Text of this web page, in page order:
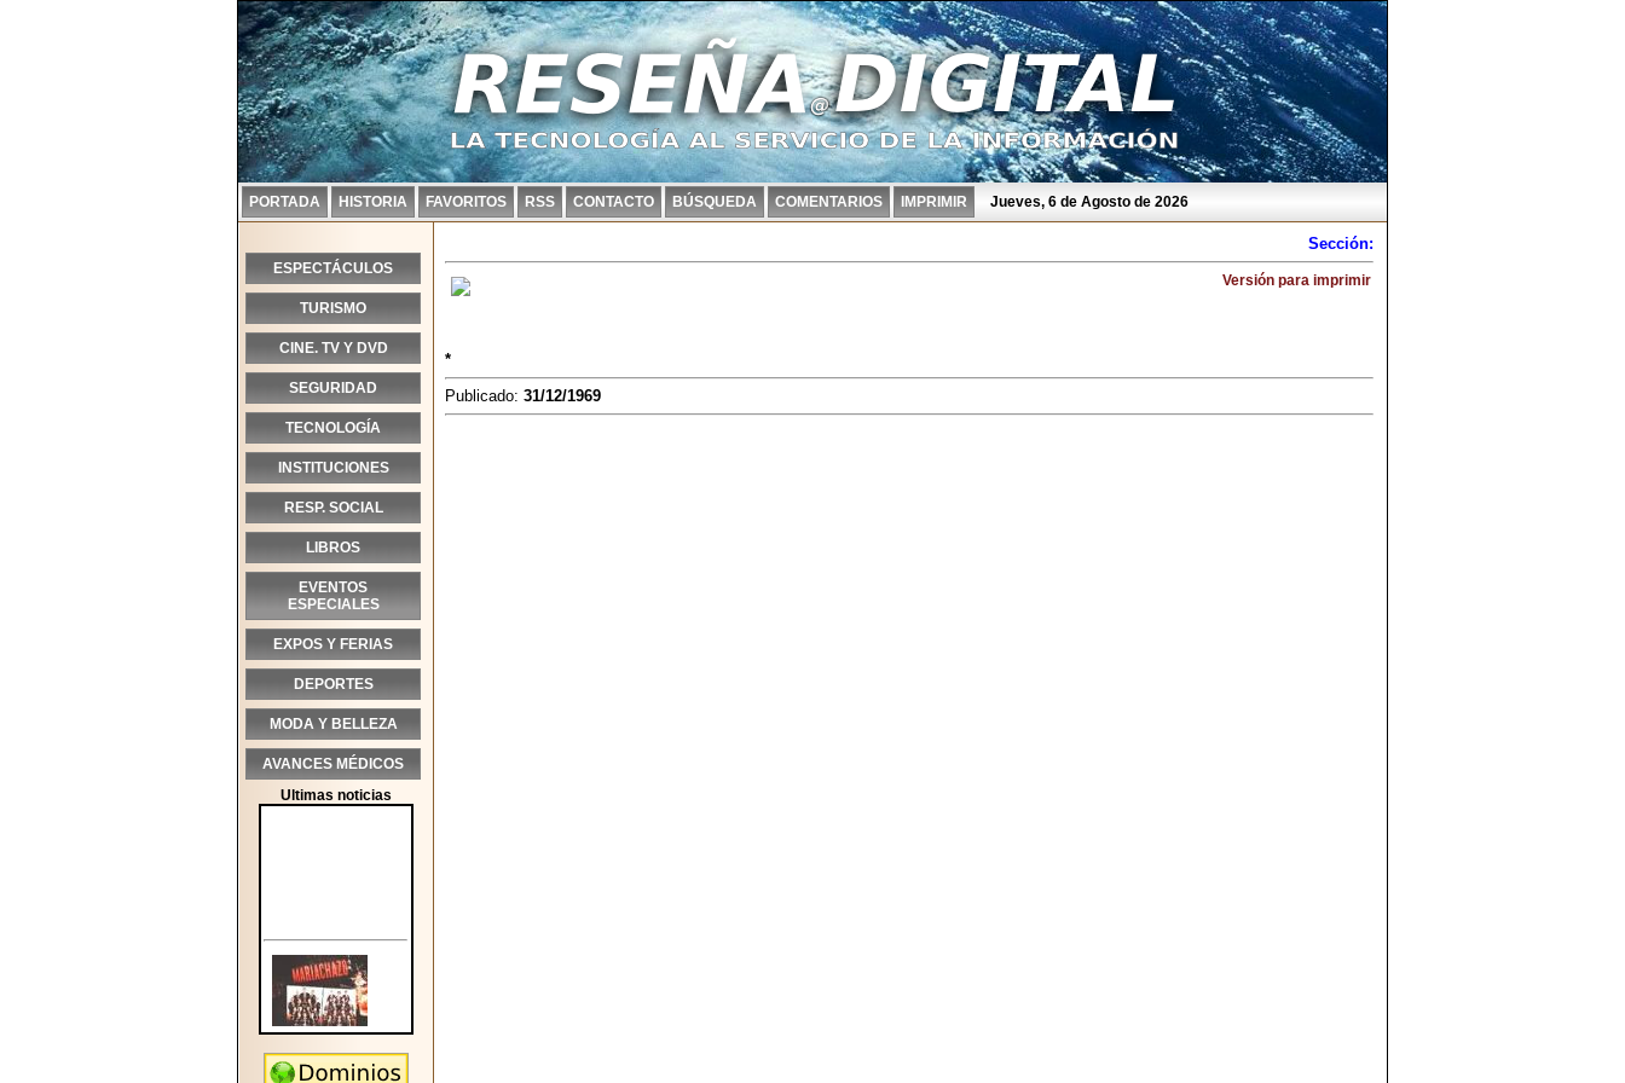
PORTADA HISTORIA FAVORITOS RSS CONTACTO BÚSQUEDA COMENTARIOS IMPRIMIR Jueves, 6 de Agosto de 2026
ESPECTÁCULOS
TURISMO
CINE. TV Y DVD
SEGURIDAD
TECNOLOGÍA
INSTITUCIONES
RESP. SOCIAL
LIBROS
EVENTOS
ESPECIALES
EXPOS Y FERIAS
DEPORTES
MODA Y BELLEZA
AVANCES MÉDICOS
Ultimas noticias
Sección:
Versión para imprimir
*
Publicado: 31/12/1969